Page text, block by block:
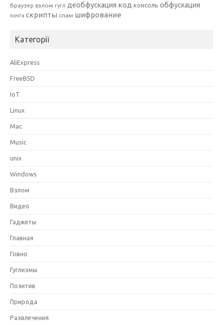
браузер взлом гугл деобфускация код консоль обфускация
почта скрипты спам шифрование
Категорії
AliExpress
FreeBSD
IoT
Linux
Mac
Music
unix
Windows
Взлом
Видео
Гаджеты
Главная
Говно
Гуглизмы
Позитив
Природа
Развлечения